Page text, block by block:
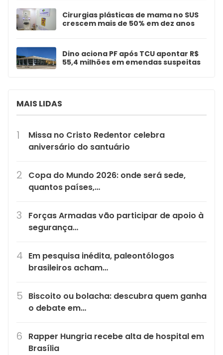
Cirurgias plásticas de mama no SUS
crescem mais de 50% em dez anos
Dino aciona PF após TCU apontar R$
55,4 milhões em emendas suspeitas
MAIS LIDAS
Missa no Cristo Redentor celebra
aniversário do santuário
Copa do Mundo 2026: onde será sede,
quantos países,…
Forças Armadas vão participar de apoio à
segurança…
Em pesquisa inédita, paleontólogos
brasileiros acham…
Biscoito ou bolacha: descubra quem ganha
o debate em…
Rapper Hungria recebe alta de hospital em
Brasília